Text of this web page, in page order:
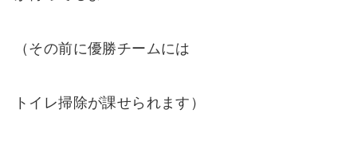
（その前に優勝チームには
トイレ掃除が課せられます）